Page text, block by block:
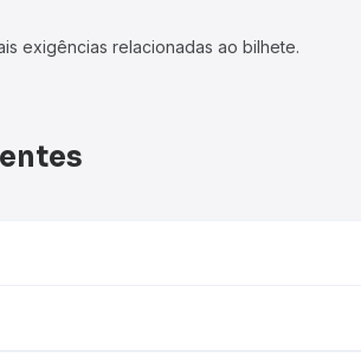
exigências relacionadas ao bilhete.
exata de cada opção na data desejada.